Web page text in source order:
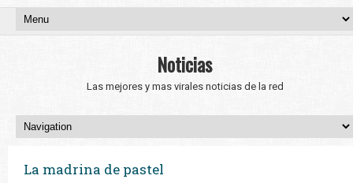
Noticias
Las mejores y mas virales noticias de la red
La madrina de pastel